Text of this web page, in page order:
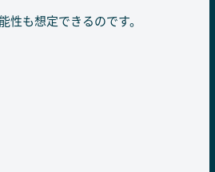
性も想定できるのです。